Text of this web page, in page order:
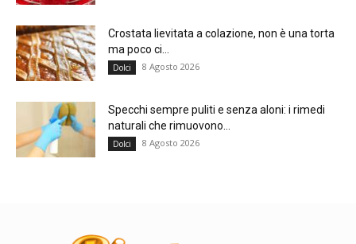
Crostata lievitata a colazione, non è una torta
ma poco ci...
Dolci 8 Agosto 2026
Specchi sempre puliti e senza aloni: i rimedi
naturali che rimuovono...
Dolci 8 Agosto 2026